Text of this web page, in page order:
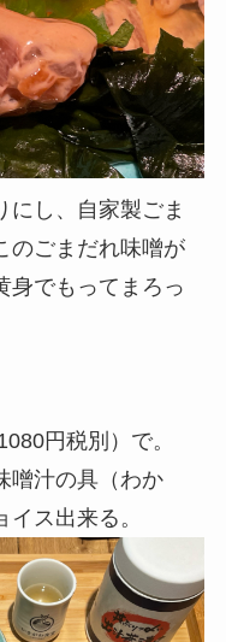
にし、自家製ごま
のごまだれ味噌が
身でもってまろっ
円税別）で。
噌汁の具（わか
ス出来る。